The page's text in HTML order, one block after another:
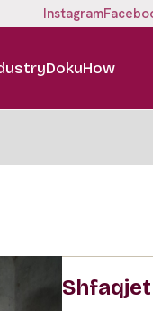
Instagram
DokuHow
Shfaqjet